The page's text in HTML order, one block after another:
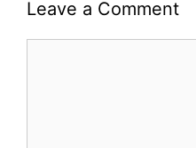
Leave a Comment